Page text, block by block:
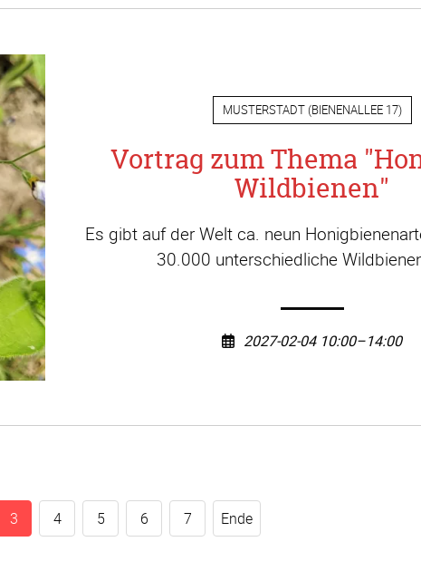
MUSTERSTADT(BIENENALLEE 17)
Vortrag zum Thema
Wildbienen"
Es gibt auf der Welt ca. neun
30.000 unterschiedliche
2027-02-04 10:00–14:00
3 4 5 6 7 Ende